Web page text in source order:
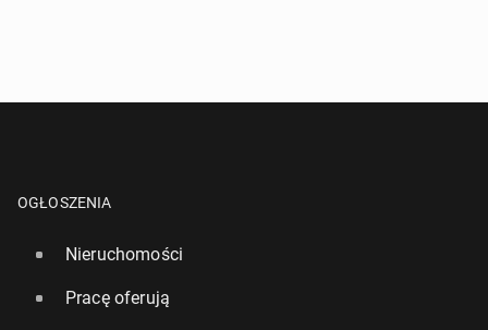
OGŁOSZENIA
Nieruchomości
Pracę oferują